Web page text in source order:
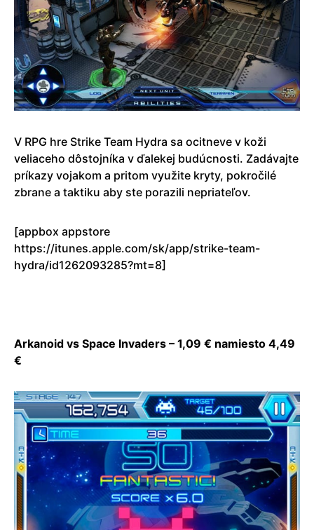
V RPG hre Strike Team Hydra sa ocitneve v koži
veliaceho dôstojníka v ďalekej budúcnosti. Zadávajte
príkazy vojakom a pritom využite kryty, pokročilé
zbrane a taktiku aby ste porazili nepriateľov.
[appbox appstore
https://itunes.apple.com/sk/app/strike-team-
hydra/id1262093285?mt=8]
Arkanoid vs Space Invaders – 1,09 € namiesto 4,49
€